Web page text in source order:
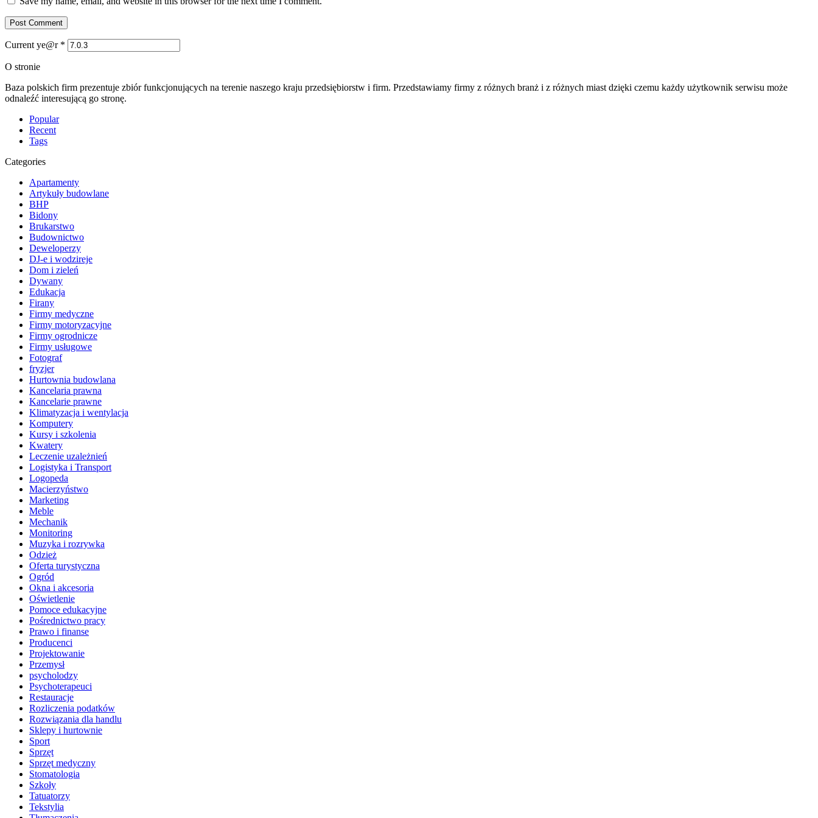
Current ye@r *
O stronie
Baza polskich firm prezentuje zbiór funkcjonujących na terenie naszego kraju przedsiębiorstw i firm. Przedstawiamy firmy z różnych branż i z różnych miast dzięki czemu każdy użytkownik serwisu może
odnaleźć interesującą go stronę.
Popular
Recent
Tags
Categories
Apartamenty
Artykuły budowlane
BHP
Bidony
Brukarstwo
Budownictwo
Deweloperzy
DJ-e i wodzireje
Dom i zieleń
Dywany
Edukacja
Firany
Firmy medyczne
Firmy motoryzacyjne
Firmy ogrodnicze
Firmy usługowe
Fotograf
fryzjer
Hurtownia budowlana
Kancelaria prawna
Kancelarie prawne
Klimatyzacja i wentylacja
Komputery
Kursy i szkolenia
Kwatery
Leczenie uzależnień
Logistyka i Transport
Logopeda
Macierzyństwo
Marketing
Meble
Mechanik
Monitoring
Muzyka i rozrywka
Odzież
Oferta turystyczna
Ogród
Okna i akcesoria
Oświetlenie
Pomoce edukacyjne
Pośrednictwo pracy
Prawo i finanse
Producenci
Projektowanie
Przemysł
psycholodzy
Psychoterapeuci
Restauracje
Rozliczenia podatków
Rozwiązania dla handlu
Sklepy i hurtownie
Sport
Sprzęt
Sprzęt medyczny
Stomatologia
Szkoły
Tatuatorzy
Tekstylia